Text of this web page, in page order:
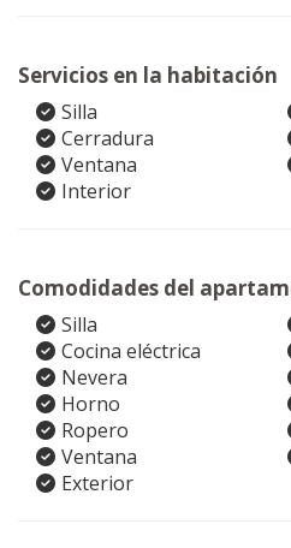
Servicios en la habitación
Silla
Cerradura
Ventana
Interior
Comodidades del
Silla
Cocina eléctrica
Nevera
Horno
Ropero
Ventana
Exterior